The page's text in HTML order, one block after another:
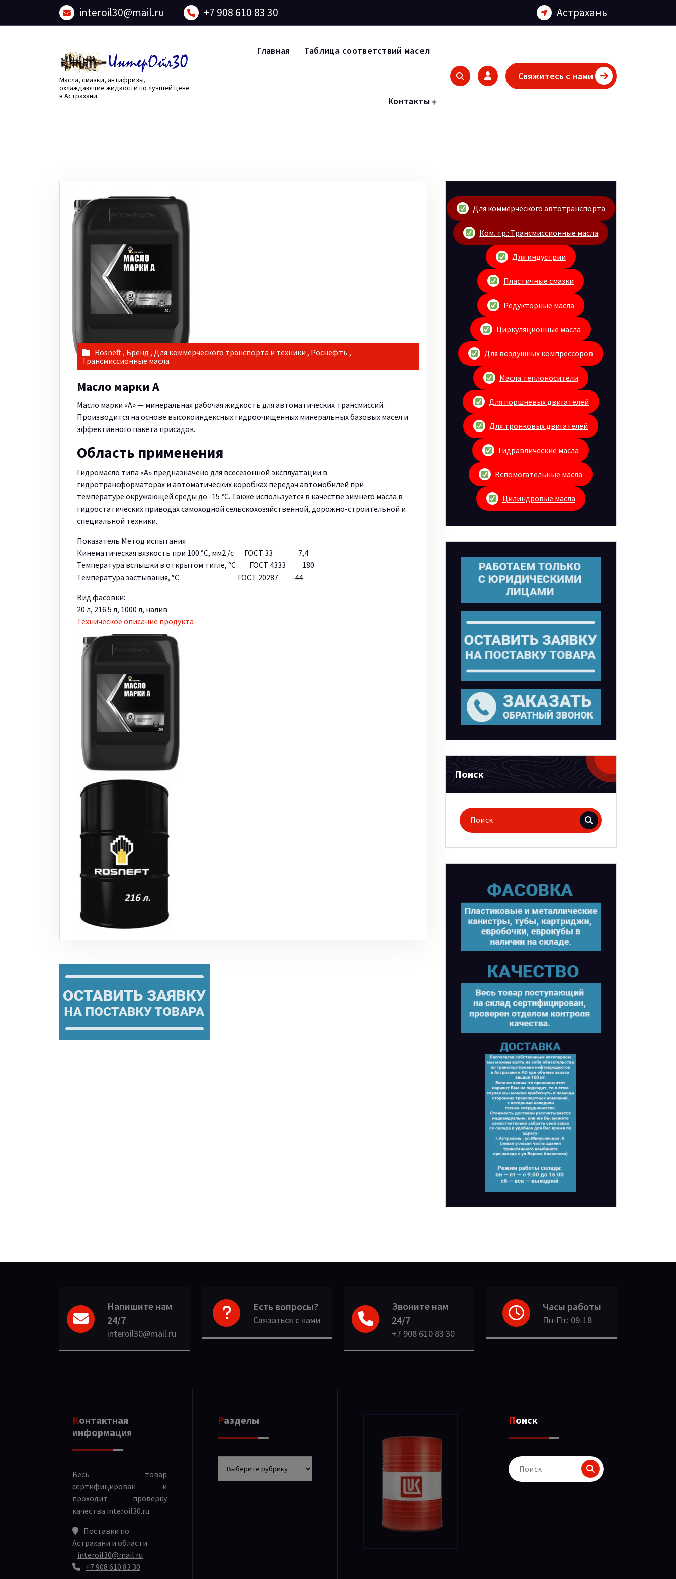
interoil30@mail.ru +7 908 610 83 30 Астрахань
Масла, смазки, антифризы,
охлаждающие жидкости по лучшей цене
в Астрахани
Главная Таблица соответствий масел
Контакты
Свяжитесь с нами
Rosneft, Бренд , Для коммерческого транспорта и техники , Роснефть ,
Трансмиссионные масла
Масло марки А
Масло марки «А» — минеральная рабочая жидкость для автоматических трансмиссий.
Производится на основе высокоиндексных гидроочищенных минеральных базовых масел и
эффективного пакета присадок.
Область применения
Гидромасло типа «А» предназначено для всесезонной эксплуатации в
гидротрансформаторах и автоматических коробках передач автомобилей при
температуре окружающей среды до -15 °С. Также используется в качестве зимнего масла в
гидростатических приводах самоходной сельскохозяйственной, дорожно-строительной и
специальной техники.
Показатель Метод испытания
Кинематическая вязкость при 100 °С, мм2 /с ГОСТ 33 7,4
Температура вспышки в открытом тигле, °С ГОСТ 4333 180
Температура застывания, °С ГОСТ 20287 -44
Вид фасовки:
20 л, 216.5 л, 1000 л, налив
Техническое описание продукта
Для коммерческого автотранспорта
Ком. тр.: Трансмиссионные масла
Для индустрии
Пластичные смазки
Редукторные масла
Циркуляционные масла
Для воздушных компрессоров
Масла теплоносители
Для поршневых двигателей
Для тронковых двигателей
Гидравлические масла
Вспомогательные масла
Цилиндровые масла
Поиск
Поиск
для:
Напишите нам
24/7
interoil30@mail.ru
Есть вопросы?
Связаться с нами
Звоните нам
24/7
+7 908 610 83 30
Часы работы
Пн-Пт: 09-18
Контактная
информация
Весь товар
сертифицирован и
проходит проверку
качества interoil30.ru
Поставки по
Астрахани и области
interoil30@mail.ru
+7 908 610 83 30
Разделы Поиск
Поиск
для: